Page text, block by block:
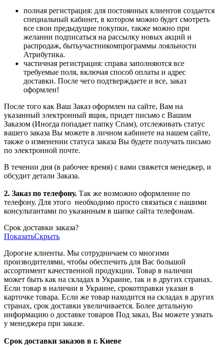
полная регистрация: для постоянных клиентов создается
специальный кабинет, в котором можно будет смотреть
все свои предыдущие покупки, также можно при
желании подписаться на рассылку новых акций и
распродаж, бытьучастникомпрограммы лояльности
Атрибутика.
частичная регистрация: справа заполняются все
требуемые поля, включая способ оплаты и адрес
доставки. После чего подтверждаете и все, заказ
оформлен!
После того как Ваш Заказ оформлен на сайте, Вам на
указанный электронный ящик, придет письмо с Вашим
Заказом (Иногда попадает папку Спам), отслеживать статус
вашего заказа Вы можете в личном кабинете на нашем сайте,
также о изменении статуса заказа Вы будете получать письмо
по электронной почте.
В течении дня (в рабочее время) с вами свяжется менеджер, и
обсудит детали Заказа.
2. Заказ по телефону. Так же возможно оформление по
телефону. Для этого необходимо просто связаться с нашими
консультантами по указанным в шапке сайта телефонам.
Срок доставки заказа?
ПоказатьСкрыть
Дорогие клиенты. Мы сотрудничаем со многими
производителями, чтобы обеспечить для Вас большой
ассортимент качественной продукции. Товар в наличии
может быть как на складах в Украине, так и в других странах.
Если товар в наличии в Украине, срокотправки указан в
карточке товара. Если же товар находится на складах в других
странах, срок доставки увеличивается. Более детальную
информацию о доставке товаров Под заказ, Вы можете узнать
у менеджера при заказе.
Срок доставки заказов в г. Киеве